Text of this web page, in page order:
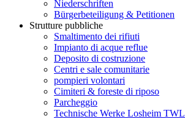
Niederschriften
Bürgerbeteiligung & Petitionen
Strutture pubbliche
Smaltimento dei rifiuti
Impianto di acque reflue
Deposito di costruzione
Centri e sale comunitarie
pompieri volontari
Cimiteri & foreste di riposo
Parcheggio
Technische Werke Losheim TWL